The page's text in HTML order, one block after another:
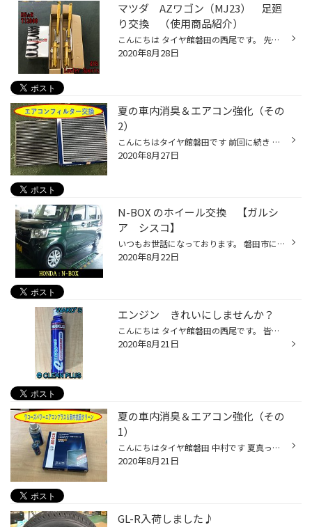
マツダ AZワゴン（MJ23） 足廻
り交換 （使用商品紹介）
こんにちは タイヤ館磐田の西尾です。 先日、AZワゴンの足廻り交換を実施しました。 使用商品の紹介をします。 使用した、商品は… KYB Lowfer Sports（ショックアブソーバー） RS☆R Ti2000ダウン（ダウンサス） です。 KYBのLowfer Sports は、ローダウン専用のショックアブソーバーです。 RS☆R Ti2...
2020年8月28日
夏の車内消臭＆エアコン強化（その
2）
こんにちはタイヤ館磐田です 前回に続き からの車内消臭いきます！ 抗菌クリーンをセット。 写真うえのノズルが二口になっていますが 片方は車内空間。もう片方はエアコンフィルター部分に接続し エアコン内部をクリーニングでございます。。 まるでバ〇サンのように車内空間を抗菌してくれます ほ...
2020年8月27日
N-BOX のホイール交換 【ガルシ
ア シスコ】
いつもお世話になっております。 磐田市にあります「タイヤ館 磐田」です。 今回は純正タイヤを活かしたホイール交換です。 本日作業させていただきましたお車はこちら↓ 今回はスチールホイールからアルミホイールへの交換作業になります。 交換するホイールはこちら ガルシア シスコ クラシカルな...
2020年8月22日
エンジン きれいにしませんか？
こんにちは タイヤ館磐田の西尾です。 皆さん、定期的にオイル交換を、行っていますか？ オイルを交換しないと… エンジン内部に、汚れが溜まってしまいます。 汚れが溜まると… 燃費が落ちたりします。 そうならない為に、オイル交換を定期的に す必要があるんです。 しかし、時には人間ですから、忘...
2020年8月21日
夏の車内消臭＆エアコン強化（その
1）
こんにちはタイヤ館磐田 中村です 夏真っ盛り車内環境をリフレッシュ３点セットで交換＆施工です まずはエアコンフィルター たいていの日本車は助手席側にあります １年使用しての交換ですがなかなか汚れています・・・ エアコンフィルター交換だけでも送風いい風がきそうです・・・ その2へ続きます。
2020年8月21日
GL-R入荷しました♪